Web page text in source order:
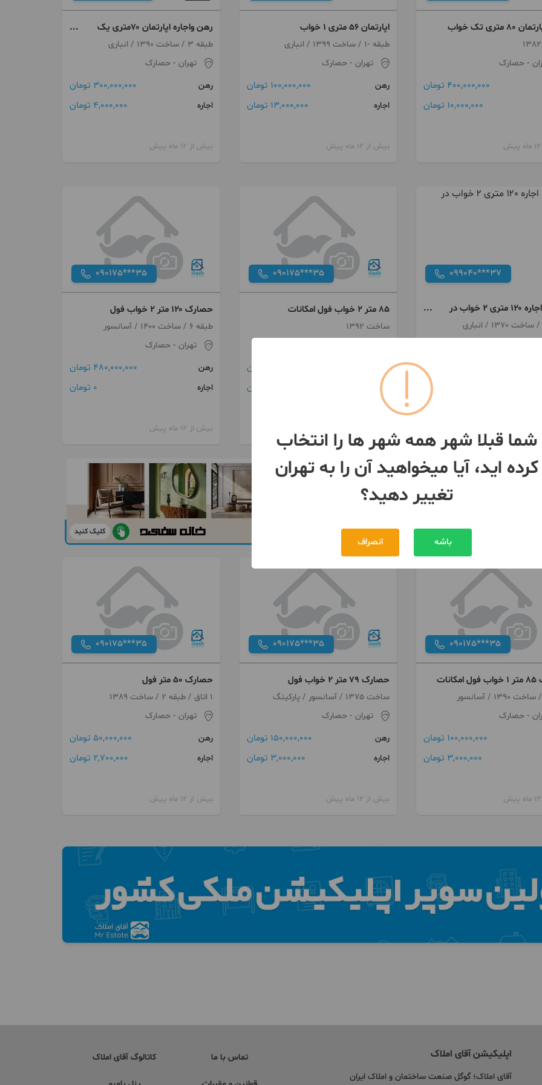
متری تک خواب
- حصارک
400,000,000 تومان
10,000,000 تومان
اپارتمان ۵۶ متری ۱ خواب
طبقه -1 / ساخت 1399 / انباری
تهران- حصارک
رهن
100,000,000 تومان
اجاره 13,000,000 تومان
بیش از 12 ماه پیش
رهن واجاره اپارتمان ۷۰متری یک
خواب در حصارک
طبقه 3 / ساخت 1390 / انباری
تهران - حصارک
رهن
300,000,000 تومان
اجاره 4,000,000 تومان
بیش از 12 ماه پیش
099040***37
رهن و اجاره ۱۲۰ متری ۲ خواب در
090175***35
۸۵ متر ۲ خواب فول امکانات
ساخت 1392
رهن
اجاره
090175***35
حصارک ۱۲۰ متر ۲ خواب فول
طبقه 6 / ساخت 1400 / آسانسور
تهران - حصارک
رهن
480,000,000 تومان
اجاره 0 تومان
بیش از 12 ماه پیش
کلیک کنید
090175***35
- حصارک
100,000,000 تومان
3,000,000 تومان
090175***35
حصارک ۷۹ متر ۲ خواب فول
ساخت 1375 / آسانسور / پارکینگ
تهران- حصارک
رهن
150,000,000 تومان
اجاره 3,000,000 تومان
بیش از 12 ماه پیش
090175***35
حصارک ۵۰ متر فول
1 اتاق / طبقه 2 / ساخت 1389
تهران - حصارک
رهن
50,000,000 تومان
اجاره 2,700,000 تومان
بیش از 12 ماه پیش
اپلیکیشن آقای املاک
آقای املاک؛ گوگل صنعت ساختمان و املاک ایران
تماس با ما کاتالوگ آقای املاک
شما قبلا شهر همه شهر ها را انتخاب
کرده اید، آیا میخواهید آن را به تهران
تغییر دهید؟
باشه انصراف